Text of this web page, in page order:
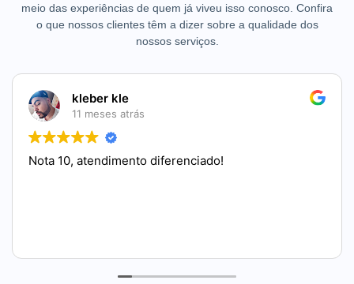
meio das experiências de quem já viveu isso conosco. Confira
o que nossos clientes têm a dizer sobre a qualidade dos
nossos serviços.
kleber kle
11 meses atrás
Nota 10, atendimento diferenciado!